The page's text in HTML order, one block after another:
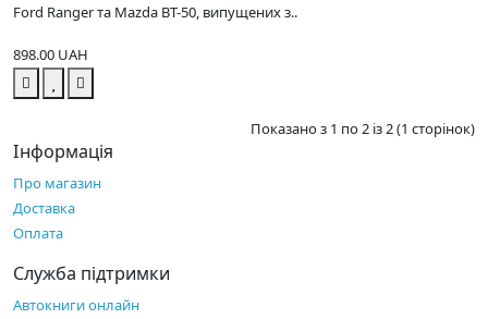
Ford Ranger та Mazda BT-50, випущених з..
898.00 UAH
Показано з 1 по 2 із 2 (1 сторінок)
Інформація
Про магазин
Доставка
Оплата
Служба підтримки
Автокниги онлайн